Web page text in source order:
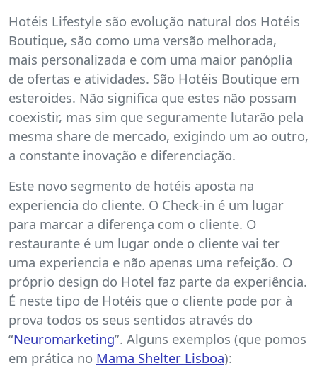
Hotéis Lifestyle são evolução natural dos Hotéis
Boutique, são como uma versão melhorada,
mais personalizada e com uma maior panóplia
de ofertas e atividades. São Hotéis Boutique em
esteroides. Não significa que estes não possam
coexistir, mas sim que seguramente lutarão pela
mesma share de mercado, exigindo um ao outro,
a constante inovação e diferenciação.
Este novo segmento de hotéis aposta na
experiencia do cliente. O Check-in é um lugar
para marcar a diferença com o cliente. O
restaurante é um lugar onde o cliente vai ter
uma experiencia e não apenas uma refeição. O
próprio design do Hotel faz parte da experiência.
É neste tipo de Hotéis que o cliente pode por à
prova todos os seus sentidos através do
“Neuromarketing”. Alguns exemplos (que pomos
em prática no Mama Shelter Lisboa):